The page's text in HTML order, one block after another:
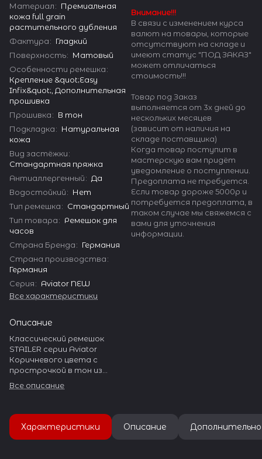
Материал: Премиальная
кожа full grain
растительного дубления
Фактура: Гладкий
Поверхность: Матовый
Особенности ремешка:
Крепление &quot;Easy
Infix&quot;, Дополнительная
прошивка
Прошивка: В тон
Подкладка: Натуральная
кожа
Вид застёжки:
Стандартная пряжка
Антиаллергенный: Да
Водостойкий: Нет
Тип ремешка: Стандартный
Тип товара: Ремешок для
часов
Страна Бренда: Германия
Страна производства:
Германия
Серия: Aviator NEW
Все характеристики
Описание
Классический ремешок
STAILER серии Aviator
Коричневого цвета с
прострочкой в тон из
с тиснением под кожу
часов.
На ремешке установлена
стальная пряжка с широким
Все описание
Внимание!!!
В связи с изменением курса
валют на товары, которые
отсутствуют на складе и
имеют статус "ПОД ЗАКАЗ"
может отличаться
стоимость!!!
Товар под Заказ
выполняется от 3х дней до
нескольких месяцев
(зависит от наличия на
складе поставщика)
Когда товар поступит в
мастерскую вам придёт
уведомление о поступлении.
Предоплата не требуется.
Если товар дороже 5000р и
потребуется предоплата, в
таком случае мы свяжемся с
вами для уточнения
информации.
Характеристики Описание Дополнительно